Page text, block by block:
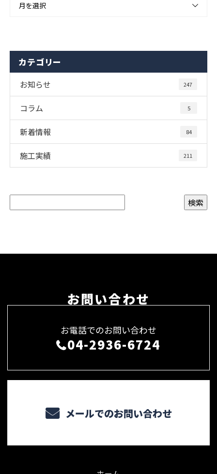
月を選択
カテゴリー
お知らせ 247
コラム 5
新着情報 84
施工実績 211
お問い合わせ
お電話でのお問い合わせ
04-2936-6724
メールでのお問い合わせ